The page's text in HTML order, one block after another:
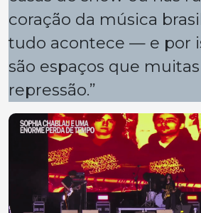
coração da música
tudo acontece — e por
são espaços que
repressão.”